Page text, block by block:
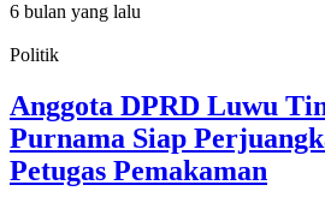
6 bulan yang lalu
Politik
Anggota DPRD Luwu
Purnama Siap
Petugas Pemakaman